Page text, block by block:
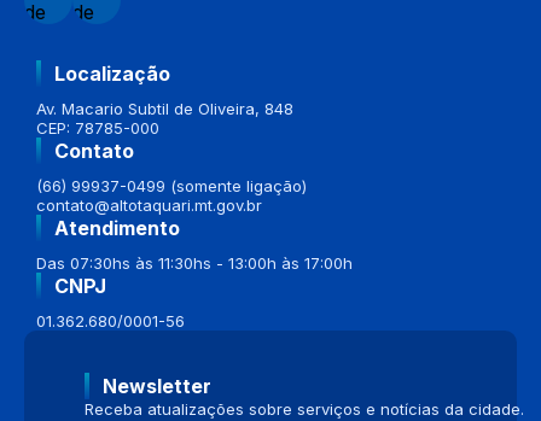
Localização
Av. Macario Subtil de Oliveira, 848
CEP: 78785-000
Contato
(66) 99937-0499 (somente ligação)
contato@altotaquari.mt.gov.br
Atendimento
Das 07:30hs às 11:30hs - 13:00h às 17:00h
CNPJ
01.362.680/0001-56
Newsletter
Receba atualizações sobre serviços e notícias da cidade.